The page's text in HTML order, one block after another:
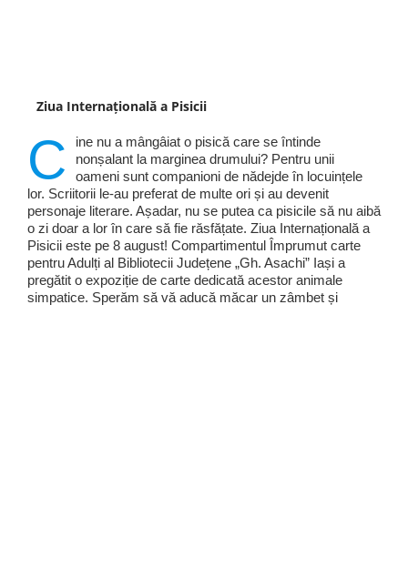
Ziua Internațională a Pisicii
C
ine nu a mângâiat o pisică care se întinde
nonșalant la marginea drumului? Pentru unii
oameni sunt companioni de nădejde în locuințele
lor. Scriitorii le-au preferat de multe ori și au devenit
personaje literare. Așadar, nu se putea ca pisicile să nu aibă
o zi doar a lor în care să fie răsfățate. Ziua Internațională a
Pisicii este pe 8 august! Compartimentul Împrumut carte
pentru Adulți al Bibliotecii Județene „Gh. Asachi” Iași a
pregătit o expoziție de carte dedicată acestor animale
simpatice. Sperăm să vă aducă măcar un zâmbet și